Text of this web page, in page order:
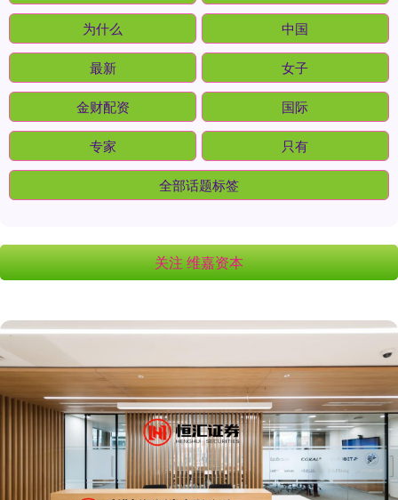
为什么 中国
最新 女子
金财配资 国际
专家 只有
全部话题标签
关注 维嘉资本